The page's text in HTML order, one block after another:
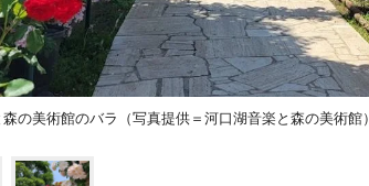
の美術館のバラ（写真提供＝河口湖音楽と森の美術館）